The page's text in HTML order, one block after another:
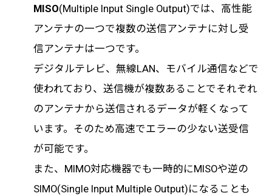
MISO(Multiple Input Single Output)では、高性能
アンテナの一つで複数の送信アンテナに対し受
信アンテナは一つです。
デジタルテレビ、無線LAN、モバイル通信などで
使われており、送信機が複数あることでそれぞれ
のアンテナから送信されるデータが軽くなって
います。そのため高速でエラーの少ない送受信
が可能です。
また、MIMO対応機器でも一時的にMISOや逆の
SIMO(Single Input Multiple Output)になることも